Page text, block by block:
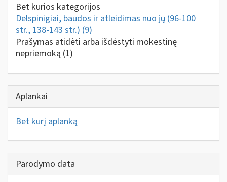
Bet kurios kategorijos
Delspinigiai, baudos ir atleidimas nuo jų (96-100
str., 138-143 str.) (9)
Prašymas atidėti arba išdėstyti mokestinę
nepriemoką (1)
Aplankai
Bet kurį aplanką
Parodymo data